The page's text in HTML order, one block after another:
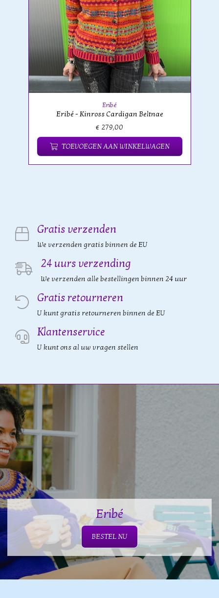
Eribé
Eribé - Kinross Cardigan Beltnae
€ 279,00
TOEVOEGEN AAN WINKELWAGEN
Gratis verzenden
We verzenden gratis binnen de EU
24 uurs verzending
We verzenden alle bestellingen binnen 24 uur
Gratis retourneren
U kunt gratis retourneren binnen de EU
Klantenservice
U kunt ons al uw vragen stellen
Eribé
BESTEL NU